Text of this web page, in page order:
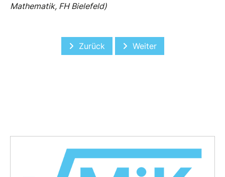
Mathematik, FH Bielefeld)
Vorheriger Beitrag: Forschungsarbeit
Zurück Nächster Beitrag:
Weiter